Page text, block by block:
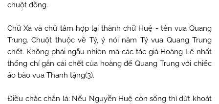
chuột đồng.
Chữ Xa và chữ tâm hợp lại thành chữ Huệ - tên vua Quang
Trung. Chuột thuộc về Tý, ý nói năm Tý vua Quang Trung
chết. Không phải ngẫu nhiên mà các tác giả Hoàng Lê nhất
thống chí gắn cái chết của hoàng đế Quang Trung với chiếc
áo bào vua Thanh tặng(3).
Điều chắc chắn là: Nếu Nguyễn Huệ còn sống thì dứt khoát